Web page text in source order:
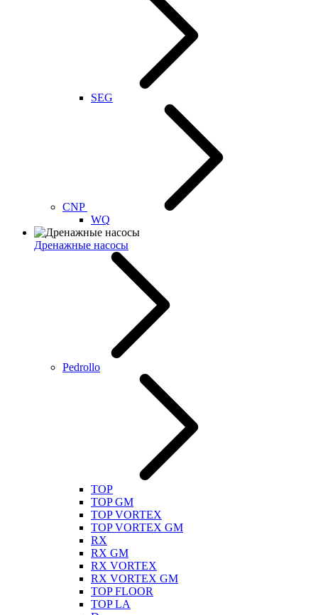
SEG
CNP
WQ
Дренажные насосы
Pedrollo
TOP
TOP GM
TOP VORTEX
TOP VORTEX GM
RX
RX GM
RX VORTEX
RX VORTEX GM
TOP FLOOR
TOP LA